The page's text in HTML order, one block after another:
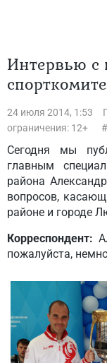
Интервью с
24 июля 2014, 1:53
ограничения: 12+
Сегодня мы
главным
района
вопросов,
районе и городе
Корреспондент:
пожалуйста,